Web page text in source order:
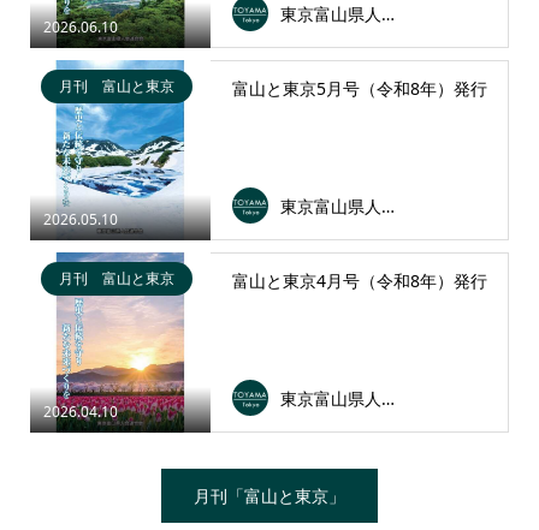
2026.06.10
東京富山県人会連合会
2026.05.10
月刊 富山と東京 富山と東京5月号（令和8年）発行
東京富山県人会連合会
2026.04.10
月刊 富山と東京 富山と東京4月号（令和8年）発行
東京富山県人会連合会
月刊「富山と東京」